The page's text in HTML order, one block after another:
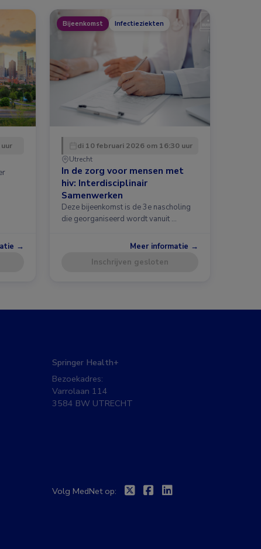
→
Bijeenkomst Infectieziekten
di 10 februari 2026 om 16:30 uur
Utrecht
In de zorg voor mensen met
hiv: Interdisciplinair
Samenwerken
Deze bijeenkomst is de 3e nascholing
die georganiseerd wordt vanuit …
Meer informatie →
Inschrijven gesloten
Springer Health+
Bezoekadres:
Varrolaan 114
3584 BW UTRECHT
Volg MedNet op: TwitterFacebook
Linkedin